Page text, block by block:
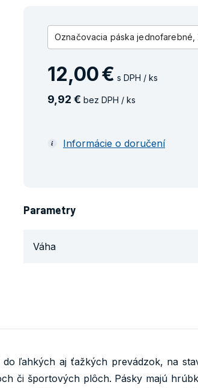
Označovacia páska jednofarebné,
12,00€ s DPH / ks
9 92 € bez DPH / ks
Informácie o doručení
Parametry
Váha
ľahkých aj ťažkých prevádzok, na
či športových plôch. Pásky majú